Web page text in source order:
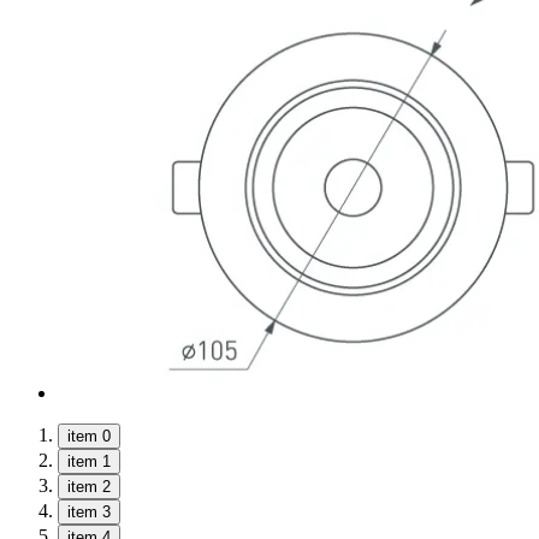
item 0
item 1
item 2
item 3